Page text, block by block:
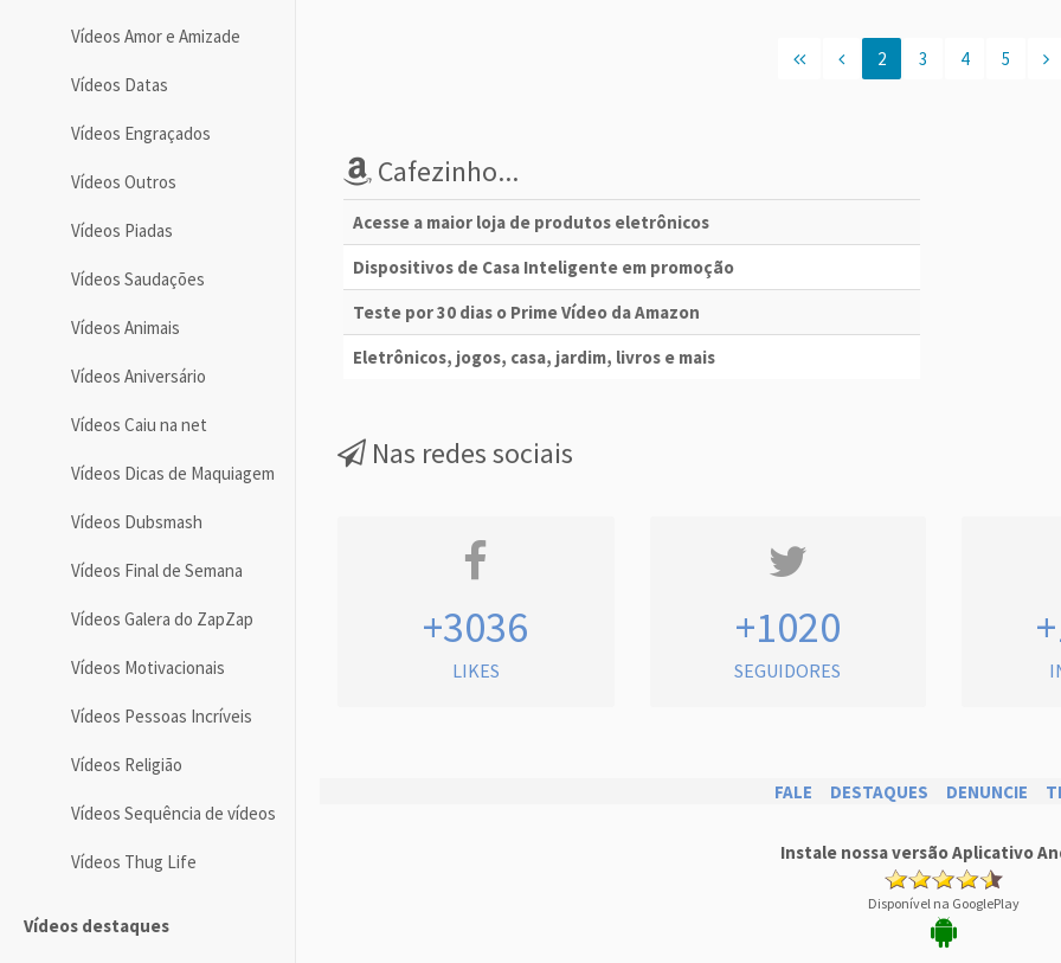
Vídeos Amor e Amizade
Vídeos Datas
Vídeos Engraçados
Vídeos Outros
Vídeos Piadas
Vídeos Saudações
Vídeos Animais
Vídeos Aniversário
Vídeos Caiu na net
Vídeos Dicas de Maquiagem
Vídeos Dubsmash
Vídeos Final de Semana
Vídeos Galera do ZapZap
Vídeos Motivacionais
Vídeos Pessoas Incríveis
Vídeos Religião
Vídeos Sequência de vídeos
Vídeos Thug Life
Vídeos destaques
2 3 4 5
Cafezinho...
Acesse a maior loja de produtos eletrônicos
Dispositivos de Casa Inteligente em promoção
Teste por 30 dias o Prime Vídeo da Amazon
Eletrônicos, jogos, casa, jardim, livros e mais
Nas redes sociais
+3036
LIKES
+1020
SEGUIDORES
FALE DESTAQUES DENUNCIE
Instale nossa versão Aplicativo
Disponível na GooglePlay